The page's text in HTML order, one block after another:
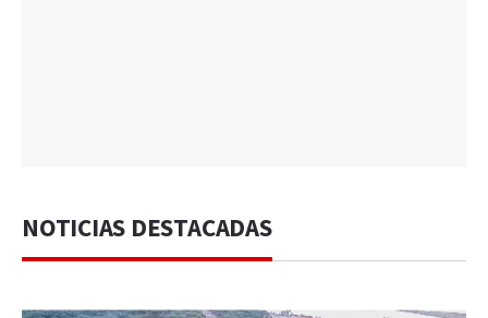
NOTICIAS DESTACADAS